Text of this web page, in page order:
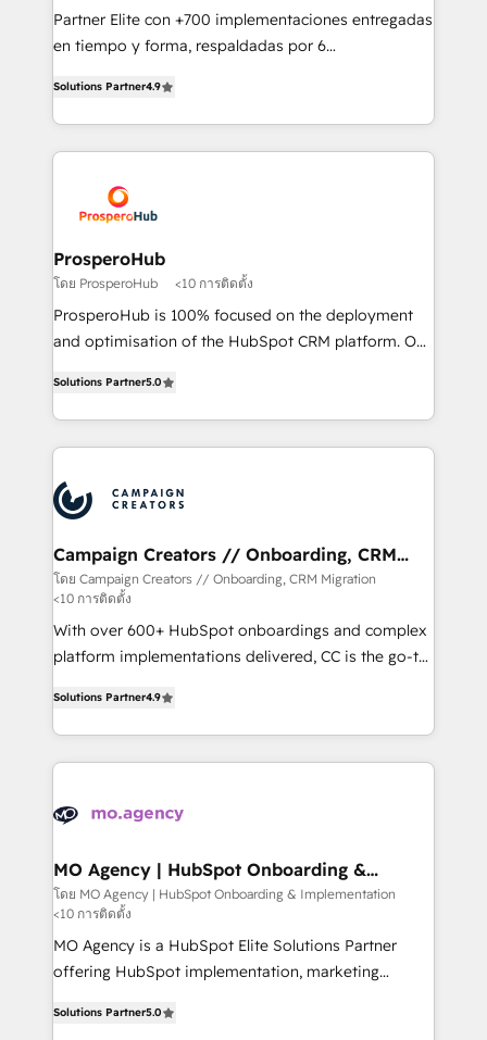
guided implementation and seamless integration of
the CRM platform into your digital ecosystem. Would
marketing strategy? We'll provide support tailored
to your needs and sales objectives. With 125+
Accreditations. Based in Canada (coast to coast), our
services are offered in both English & French.
Partner Elite con +700 implementaciones entregadas
en tiempo y forma, respaldadas por 6
Certified Trainers avalados por HubSpot Academy.
Acompañamos a las empresas en cada etapa de su
crecimiento integrando estrategia, tecnología y
reales. Nos caracterizamos por combinar excelencia
técnica con una mirada estratégica a largo plazo.
Solutions Partner4.9
ProsperoHub
โดย ProsperoHub <10 การติดตั้ง
ProsperoHub is 100% focused on the deployment
and optimisation of the HubSpot CRM platform. Our
ensure that you achieve maximum adoption and
ROI from your HubSpot investment. Use our
extensive HubSpot, sales, marketing, service and
HubSpot journey, design and implement your
processes and skilfully bring your revenue
infrastructure to life. Our collaborative approach
keeps you in control whilst we plan and support the
route to your revenue goals. We have successfully
supported over 500 organisations with HubSpot
implementation, optimisation, training, and
methodology will ensure that you receive the best
deployment experience possible. Whether you are
new to HubSpot or seeking to turn around a poor
expertise to deliver the solutions you need.
Solutions Partner5.0
Campaign Creators // Onboarding, CRM
Migration
โดย Campaign Creators // Onboarding, CRM Migration
<10 การติดตั้ง
With over 600+ HubSpot onboardings and complex
platform implementations delivered, CC is the go-to
migrate, replatform, and scale smarter. We specialize
in high-impact CRM and CMS migrations and
onboarding from platforms like Salesforce, NetSuite,
WordPress and legacy CRMs, turning fragmented
architectures that accelerate revenue operations and
performance. - Multi-object CRM migration, cleanup,
and implementation. - Pre-built and custom
integrations across your full tech stack. - Custom
object setup, CMS builds, and full-funnel automation.
nurturing sequences. - Cross-hub setup across
Solutions Partner4.9
MO Agency | HubSpot Onboarding &
Implementation
โดย MO Agency | HubSpot Onboarding & Implementation
<10 การติดตั้ง
MO Agency is a HubSpot Elite Solutions Partner
offering HubSpot implementation, marketing
paid media, content marketing, AEO and GEO (AI
Solutions Partner5.0